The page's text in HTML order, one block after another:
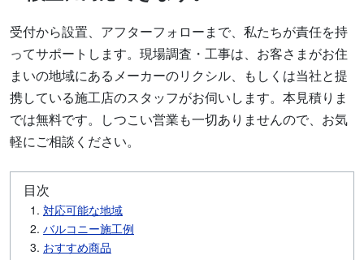
受付から設置、アフターフォローまで、私たちが責任を持
ってサポートします。現場調査・工事は、お客さまがお住
まいの地域にあるメーカーのリクシル、もしくは当社と提
携している施工店のスタッフがお伺いします。本見積りま
では無料です。しつこい営業も一切ありませんので、お気
軽にご相談ください。
目次
対応可能な地域
バルコニー施工例
おすすめ商品